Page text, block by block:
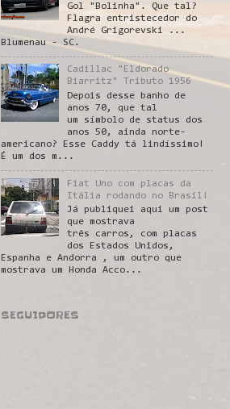
Gol "Bolinha". Que tal?
Flagra entristecedor do
André Grigorevski ...
Blumenau - SC.
Cadillac "Eldorado
Biarritz" Tributo 1956
Depois desse banho de
anos 70, que tal
um símbolo de status dos
anos 50, ainda norte-
americano? Esse Caddy tá lindíssimo!
É um dos m...
Fiat Uno com placas da
Itália rodando no Brasil!
Já publiquei aqui um post
que mostrava
três carros, com placas
dos Estados Unidos,
Espanha e Andorra , um outro que
mostrava um Honda Acco...
SEGUIDORES